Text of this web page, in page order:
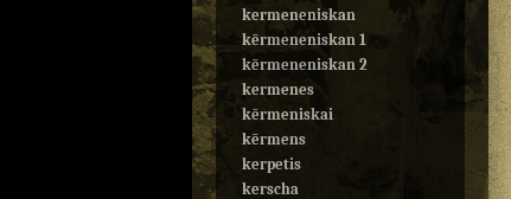
kermeneniskan
kērmeneniskan 1
kērmeneniskan 2
kermenes
kērmeniskai
kērmens
kerpetis
kerscha